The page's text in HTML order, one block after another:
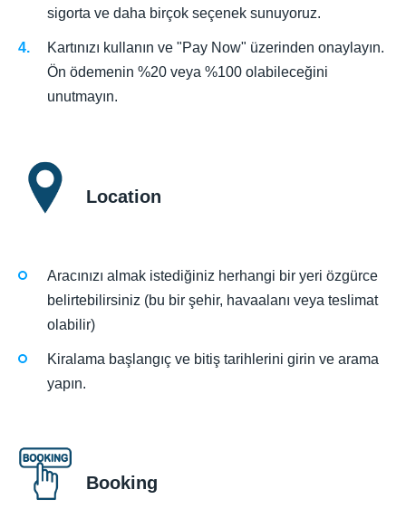
sigorta ve daha birçok seçenek sunuyoruz.
Kartınızı kullanın ve "Pay Now" üzerinden onaylayın.
Ön ödemenin %20 veya %100 olabileceğini
unutmayın.
Location
Aracınızı almak istediğiniz herhangi bir yeri özgürce
belirtebilirsiniz (bu bir şehir, havaalanı veya teslimat
olabilir)
Kiralama başlangıç ve bitiş tarihlerini girin ve arama
yapın.
Booking